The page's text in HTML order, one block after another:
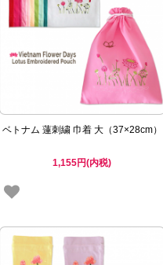
ベトナム 蓮刺繍 巾着 大（37×28cm）
1,155円(内税)